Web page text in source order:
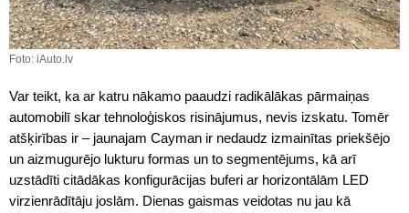
Foto: iAuto.lv
Var teikt, ka ar katru nākamo paaudzi radikālākas pārmaiņas
automobilī skar tehnoloģiskos risinājumus, nevis izskatu. Tomēr
atšķirības ir – jaunajam Cayman ir nedaudz izmainītas priekšējo
un aizmugurējo lukturu formas un to segmentējums, kā arī
uzstādīti citādākas konfigurācijas buferi ar horizontālām LED
virzienrādītāju joslām. Dienas gaismas veidotas nu jau kā